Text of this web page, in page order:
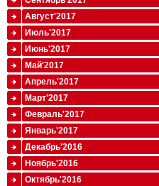
Август'2017
Июль'2017
Июнь'2017
Май'2017
Апрель'2017
Март'2017
Февраль'2017
Январь'2017
Декабрь'2016
Ноябрь'2016
Октябрь'2016